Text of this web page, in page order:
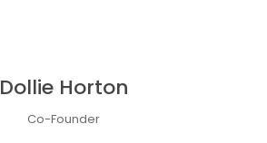
Dollie Horton
Co-Founder